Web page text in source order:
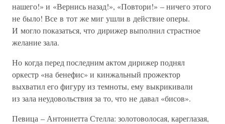
нашего!» и «Вернись назад!», «Повтори!» – ничего этого
не было! Все в тот же миг ушли в действие оперы.
И могло показаться, что дирижер выполнил страстное
желание зала.
Но когда перед последним актом дирижер поднял
оркестр «на бенефис» и кинжальный прожектор
выхватил его фигуру из темноты, ему выкрикивали
из зала неудовольствия за то, что не давал «бисов».
Певица – Антониетта Стелла: золотоволосая, кареглазая,